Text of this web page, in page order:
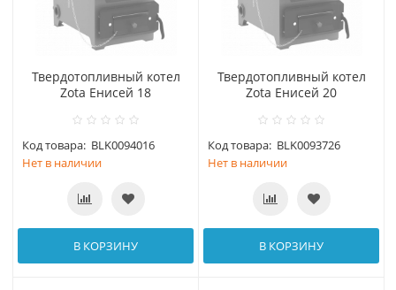
Твердотопливный котел
Zota Енисей 18
Код товара: BLK0094016
Нет в наличии
В КОРЗИНУ
Твердотопливный котел
Zota Енисей 20
Код товара: BLK0093726
Нет в наличии
В КОРЗИНУ